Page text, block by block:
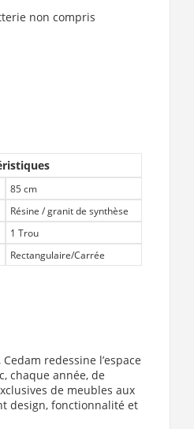
non compris
85 cm
Résine / granit de synthèse
1 Trou
Rectangulaire/Carrée
redessine l’espace
chaque année, de
de meubles aux
design, fonctionnalité et